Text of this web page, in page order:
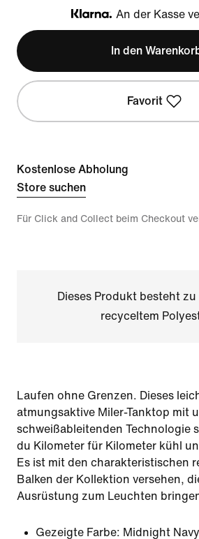
Klarna
An der Kasse
In den
Favorit
Kostenlose Abholung
Store suchen
Für Click and Collect beim Checkout
Dieses Produkt besteht
recyceltem
Laufen ohne Grenzen. Dieses
atmungsaktive Miler-Tanktop mit
schweißableitenden Technologie
du Kilometer für Kilometer kühl
Es ist mit den charakteristischen
Balken der Kollektion versehen,
Ausrüstung zum Leuchten
Gezeigte Farbe: Midnight Navy